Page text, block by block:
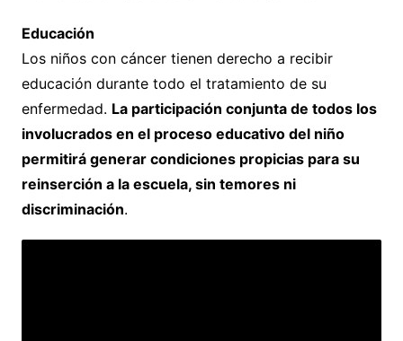
Educación
Los niños con cáncer tienen derecho a recibir
educación durante todo el tratamiento de su
enfermedad. La participación conjunta de todos los
involucrados en el proceso educativo del niño
permitirá generar condiciones propicias para su
reinserción a la escuela, sin temores ni
discriminación.